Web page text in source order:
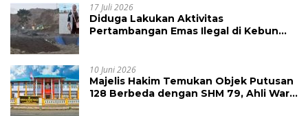
17 Juli 2026
Diduga Lakukan Aktivitas
Pertambangan Emas Ilegal di Kebun
10 Juni 2026
Majelis Hakim Temukan Objek Putusan
128 Berbeda dengan SHM 79, Ahli Waris